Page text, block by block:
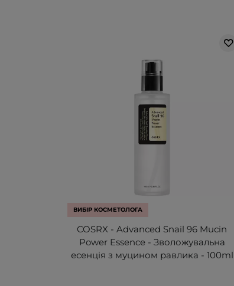
ВИБІР КОСМЕТОЛОГА
COSRX - Advanced Snail 96 Mucin
Power Essence - Зволожувальна
есенція з муцином равлика - 100ml